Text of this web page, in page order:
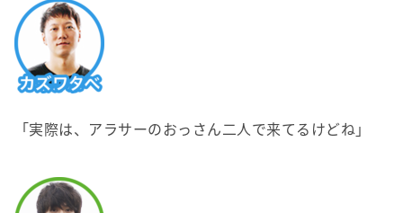
「実際は、アラサーのおっさん二人で来てるけどね」